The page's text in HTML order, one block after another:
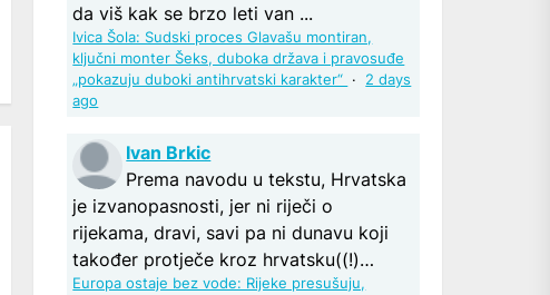
da viš kak se brzo leti van ...
Ivica Šola: Sudski proces Glavašu montiran,
ključni monter Šeks, duboka država i pravosuđe
„pokazuju duboki antihrvatski karakter“ · 2 days
ago
Ivan Brkic
Prema navodu u tekstu, Hrvatska
je izvanopasnosti, jer ni riječi o
rijekama, dravi, savi pa ni dunavu koji
također protječe kroz hrvatsku((!)…
Europa ostaje bez vode: Rijeke presušuju,